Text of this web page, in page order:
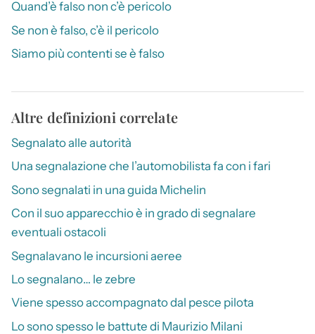
Quand’è falso non c’è pericolo
Se non è falso, c’è il pericolo
Siamo più contenti se è falso
Altre definizioni correlate
Segnalato alle autorità
Una segnalazione che l’automobilista fa con i fari
Sono segnalati in una guida Michelin
Con il suo apparecchio è in grado di segnalare
eventuali ostacoli
Segnalavano le incursioni aeree
Lo segnalano… le zebre
Viene spesso accompagnato dal pesce pilota
Lo sono spesso le battute di Maurizio Milani